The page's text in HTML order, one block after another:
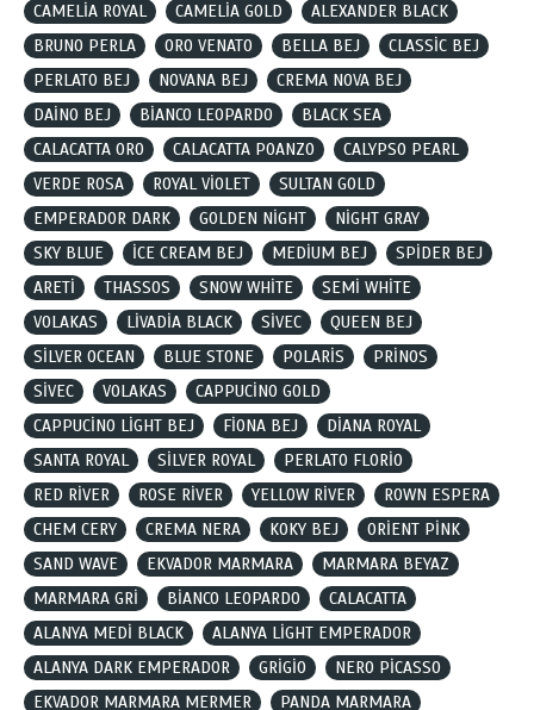
CAMELİA ROYAL
CAMELİA GOLD
ALEXANDER BLACK
BRUNO PERLA
ORO VENATO BELLA BEJ
CLASSİC BEJ
PERLATO BEJ
NOVANA BEJ
CREMA NOVA BEJ
DAİNO BEJ
BİANCO LEOPARDO
BLACK SEA
CALACATTA ORO
CALACATTA POANZO
CALYPSO PEARL
VERDE ROSA
ROYAL VİOLET
SULTAN GOLD
EMPERADOR DARK
GOLDEN NİGHT
NİGHT GRAY
SKY BLUE
İCE CREAM BEJ MEDİUM BEJ
SPİDER BEJ
ARETİ
THASSOS SNOW WHİTE
SEMİ WHİTE
VOLAKAS
LİVADİA BLACK SİVEC
QUEEN BEJ
SİLVER OCEAN
BLUE STONE POLARİS
PRİNOS
SİVEC
VOLAKAS
CAPPUCİNO GOLD
CAPPUCİNO LİGHT BEJ
FİONA BEJ
DİANA ROYAL
SANTA ROYAL
SİLVER ROYAL
PERLATO FLORİO
RED RİVER
ROSE RİVER YELLOW RİVER
ROWN ESPERA
CHEM CERY
CREMA NERA KOKY BEJ
ORİENT PİNK
SAND WAVE
EKVADOR MARMARA
MARMARA BEYAZ
MARMARA GRİ
BİANCO LEOPARDO
CALACATTA
ALANYA MEDİ BLACK
ALANYA LİGHT EMPERADOR
ALANYA DARK EMPERADOR
GRİGİO
NERO PİCASSO
EKVADOR MARMARA MERMER
PANDA MARMARA